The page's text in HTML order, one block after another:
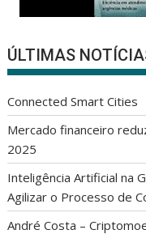
ÚLTIMAS
Connected Smart Cities
Mercado financeiro
2025
Inteligência Artificial na
Agilizar o Processo de
André Costa –